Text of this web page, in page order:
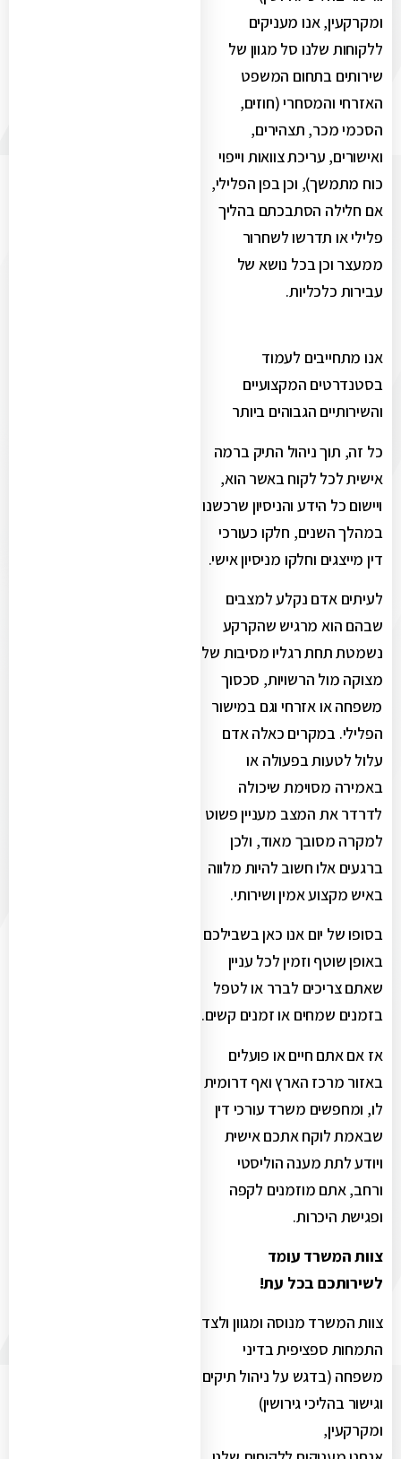
ומקרקעין, אנו מעניקים
ללקוחות שלנו סל מגוון של
שירותים בתחום המשפט
האזרחי והמסחרי (חוזים,
הסכמי מכר, תצהירים,
ואישורים, עריכת צוואות וייפוי
כוח מתמשך), וכן בפן הפלילי,
אם חלילה הסתבכתם בהליך
פלילי או תדרשו לשחרור
ממעצר וכן בכל נושא של
עבירות כלכליות.
אנו מתחייבים לעמוד
בסטנדרטים המקצועיים
והשירותיים הגבוהים ביותר
כל זה, תוך ניהול התיק ברמה
אישית לכל לקוח באשר הוא,
ויישום כל הידע והניסיון שרכשנו
במהלך השנים, חלקו כעורכי
דין מייצגים וחלקו מניסיון אישי.
לעיתים אדם נקלע למצבים
שבהם הוא מרגיש שהקרקע
נשמטת תחת רגליו מסיבות של
מצוקה מול הרשויות, סכסוך
משפחה או אזרחי וגם במישור
הפלילי. במקרים כאלה אדם
עלול לטעות בפעולה או
באמירה מסוימת שיכולה
לדרדר את המצב מעניין פשוט
למקרה מסובך מאוד, ולכן
ברגעים אלו חשוב להיות מלווה
באיש מקצוע אמין ושירותי.
בסופו של יום אנו כאן בשבילכם
באופן שוטף וזמין לכל עניין
שאתם צריכים לברר או לטפל
בזמנים שמחים או זמנים קשים.
אז אם אתם חיים או פועלים
באזור מרכז הארץ ואף דרומית
לו, ומחפשים משרד עורכי דין
שבאמת לוקח אתכם אישית
ויודע לתת מענה הוליסטי
ורחב, אתם מוזמנים לקפה
ופגישת היכרות.
צוות המשרד עומד
לשירותכם בכל עת!
צוות המשרד מנוסה ומגוון ולצד
התמחות ספציפית בדיני
משפחה (בדגש על ניהול תיקים
וגישור בהליכי גירושין)
ומקרקעין,